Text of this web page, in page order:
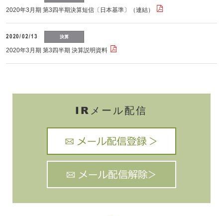
2020年3月期 第3四半期決算短信〔日本基準〕（連結）
2020/02/13 決算
2020年3月期 第3四半期 決算説明資料
IRメール配信